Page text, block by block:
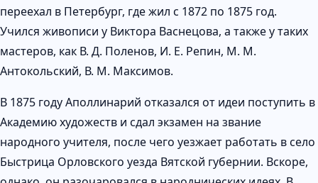
переехал в Петербург, где жил с 1872 по 1875 год.
Учился живописи у Виктора Васнецова, а также у таких
мастеров, как В. Д. Поленов, И. Е. Репин, М. М.
Антокольский, В. М. Максимов.
В 1875 году Аполлинарий отказался от идеи поступить в
Академию художеств и сдал экзамен на звание
народного учителя, после чего уезжает работать в село
Быстрица Орловского уезда Вятской губернии. Вскоре,